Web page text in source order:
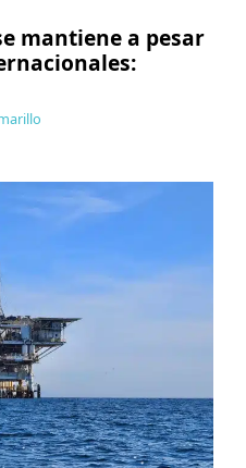
mantiene a pesar